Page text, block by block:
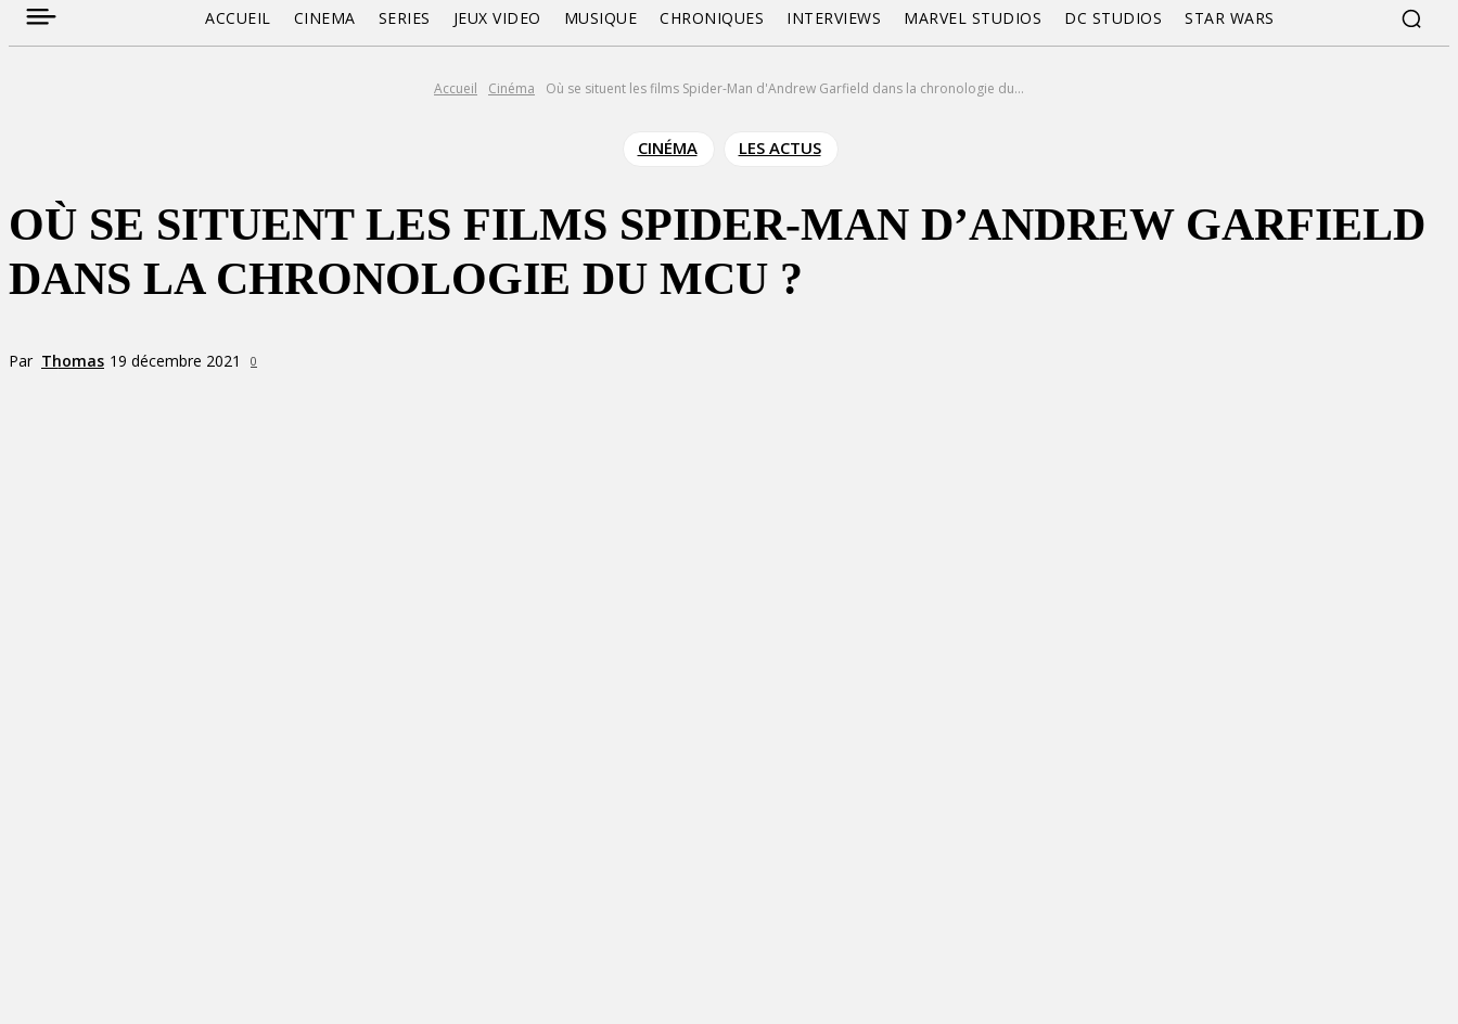
ACCUEIL CINEMA SERIES JEUX VIDEO MUSIQUE CHRONIQUES INTERVIEWS MARVEL STUDIOS DC STUDIOS STAR WARS
Accueil Cinéma Où se situent les films Spider-Man d'Andrew Garfield dans la chronologie du...
CINÉMA LES ACTUS
OÙ SE SITUENT LES FILMS SPIDER-MAN D’ANDREW GARFIELD
DANS LA CHRONOLOGIE DU MCU ?
Par Thomas 19 décembre 2021 0